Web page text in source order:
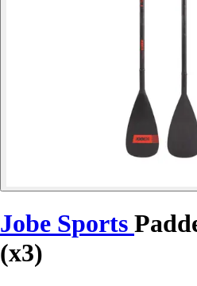
Jobe Sports
(x3)